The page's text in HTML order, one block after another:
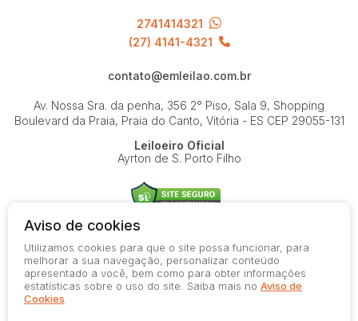
2741414321
(27) 4141-4321
contato@emleilao.com.br
Av. Nossa Sra. da penha, 356 2° Piso, Sala 9, Shopping
Boulevard da Praia, Praia do Canto, Vitória - ES CEP 29055-131
Leiloeiro Oficial
Ayrton de S. Porto Filho
© 2026-present - Todos os direitos reservados
Política de Privacidade
Aviso de cookies
Utilizamos cookies para que o site possa funcionar, para
melhorar a sua navegação, personalizar conteúdo
apresentado a você, bem como para obter informações
estatísticas sobre o uso do site. Saiba mais no Aviso de
Cookies